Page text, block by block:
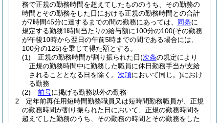
務で正規の勤務時間を超えてしたもののうち、その勤務の
時間とその勤務をした日における正規の勤務時間との合計
が7時間45分に達するまでの間の勤務にあっては、 同条に
規定する勤務1時間当たりの給与額に100分の100(その勤務
が午後10時から翌日の午前5時までの間である場合には、
100分の125)を乗じて得た額とする。
(1)
正規の勤務時間が割り振られた日(次条の規定により
正規の勤務時間中に勤務した職員に休日勤務手当が支給
されることとなる日を除く。 次項において同じ。)におけ
る勤務
(2)
前号に掲げる勤務以外の勤務
2
定年前再任用短時間勤務職員又は短時間勤務職員が、正規
の勤務時間が割り振られた日において、正規の勤務時間を
超えてした勤務のうち、その勤務の時間とその勤務をした